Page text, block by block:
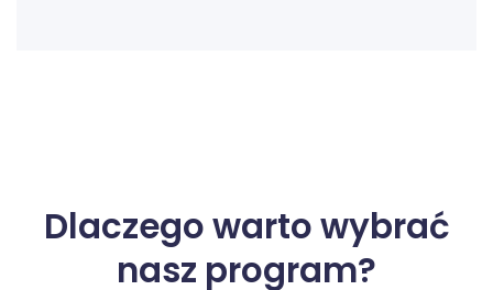
Dlaczego warto wybrać
nasz program?